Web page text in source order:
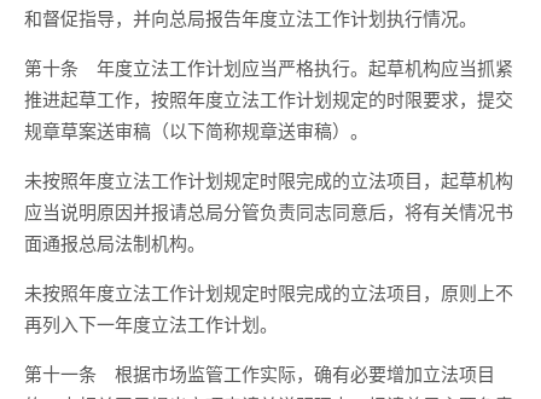
和督促指导，并向总局报告年度立法工作计划执行情况。
第十条 年度立法工作计划应当严格执行。起草机构应当抓紧
推进起草工作，按照年度立法工作计划规定的时限要求，提交
规章草案送审稿（以下简称规章送审稿）。
未按照年度立法工作计划规定时限完成的立法项目，起草机构
应当说明原因并报请总局分管负责同志同意后，将有关情况书
面通报总局法制机构。
未按照年度立法工作计划规定时限完成的立法项目，原则上不
再列入下一年度立法工作计划。
第十一条 根据市场监管工作实际，确有必要增加立法项目